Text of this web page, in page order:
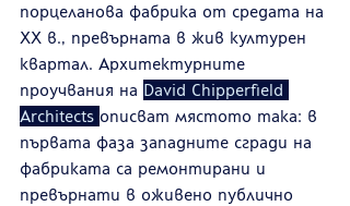
порцеланова фабрика от средата на
XX в., превърната в жив културен
квартал. Архитектурните
проучвания на David Chipperfield
Architects описват мястото така: в
първата фаза западните сгради на
фабриката са ремонтирани и
превърнати в оживено публично